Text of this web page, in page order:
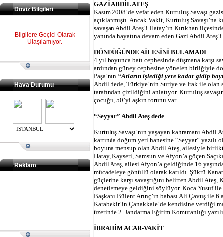
GAZİ ABDİL ATEŞ
Kasım 2008’de vefat eden Kurtuluş Savaşı
açıklanmıştı. Ancak Vakit, Kurtuluş Savaşı’na
savaşan Abdil Ateş’i Hatay’ın Kırıkhan
yanında hayatına devam eden Gazi Abdil
DÖNDÜĞÜNDE AİLESİNİ BULAMADI
4 yıl boyunca batı cephesinde düşmana
ardından güney cephesine yönelen birliğiyle
Paşa’nın “Atların işlediği yere kadar gidip
Abdil dede, Türkiye’nin Suriye ve Irak ile olan
tarafından çizildiğini anlatıyor. Kurtuluş
çocuğu, 50’yi aşkın torunu var.
“Seyyar” Abdil Ateş dede
Kurtuluş Savaşı’nın yaşayan kahramanı
kartında doğum yeri hanesine “Seyyar” yazılı
boyuna mensup olan Abdil Ateş, ailesiyle
Hatay, Kayseri, Samsun ve Afyon’a göçen
Abdil Ateş, ailesi Afyon’a geldiğinde 16
mücadeleye gönüllü olarak katıldı. Şükrü
güçlerine karşı savaştığını belirten Abdil
denetlemeye geldiğini söylüyor. Koca Yusuf
Başkanı Bülent Arınç’ın babası Ali Çavuş ile
Karabekir’in Çanakkale’de kendisine verdiği
üzerinde 2. Jandarma Eğitim Komutanlığı
İBRAHİM ACAR-VAKİT
Döviz Bilgileri
Bilgilere Geçici Olarak
Ulaşılamıyor.
Hava Durumu
Reklam